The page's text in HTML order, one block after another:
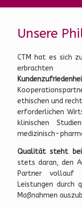
Unsere
CTM hat es sich
erbrachten
ethischen und
erforderlichen
klinischen
medizinisch-
Qualität steht
stets daran, den
Partner vollauf
Leistungen durch
Maßnahmen